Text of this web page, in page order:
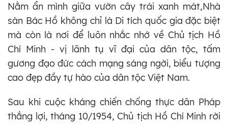
Nằm ẩn mình giữa vườn cây trái xanh mát,Nhà
sàn Bác Hồ không chỉ là Di tích quốc gia đặc biệt
mà còn là nơi để luôn nhắc nhớ về Chủ tịch Hồ
Chí Minh - vị lãnh tụ vĩ đại của dân tộc, tấm
gương đạo đức cách mạng sáng ngời, biểu tượng
cao đẹp đầy tự hào của dân tộc Việt Nam.
Sau khi cuộc kháng chiến chống thực dân Pháp
thắng lợi, tháng 10/1954, Chủ tịch Hồ Chí Minh rời